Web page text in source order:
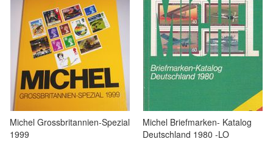
Michel Grossbritannien-Spezial
1999
Michel Briefmarken- Katalog
Deutschland 1980 -LO